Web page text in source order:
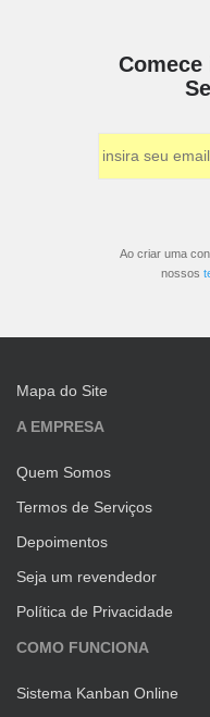
Ao criar uma
nossos
Mapa do Site
A EMPRESA
Quem Somos
Termos de Serviços
Depoimentos
Seja um revendedor
Política de Privacidade
COMO FUNCIONA
Sistema Kanban Online